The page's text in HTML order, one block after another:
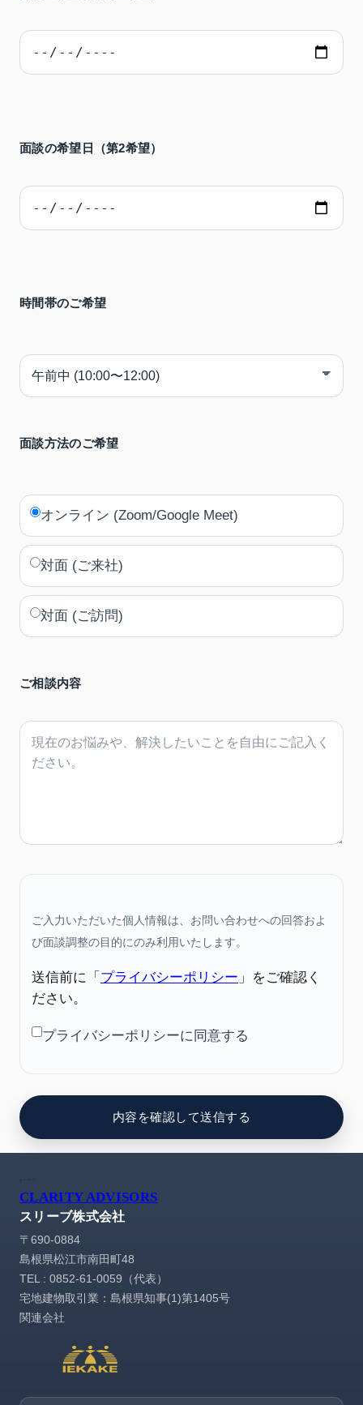
面談の希望日（第2希望）
時間帯のご希望
面談方法のご希望
オンライン (Zoom/Google Meet)
対面 (ご来社)
対面 (ご訪問)
ご相談内容
ご入力いただいた個人情報は、お問い合わせへの回答およ
び面談調整の目的にのみ利用いたします。
送信前に「 プライバシーポリシー 」をご確認く
ださい。
プライバシーポリシーに同意する
CLARITY ADVISORS
スリーブ株式会社
〒690-0884
島根県松江市南田町48
TEL : 0852-61-0059（代表）
宅地建物取引業：島根県知事(1)第1405号
関連会社